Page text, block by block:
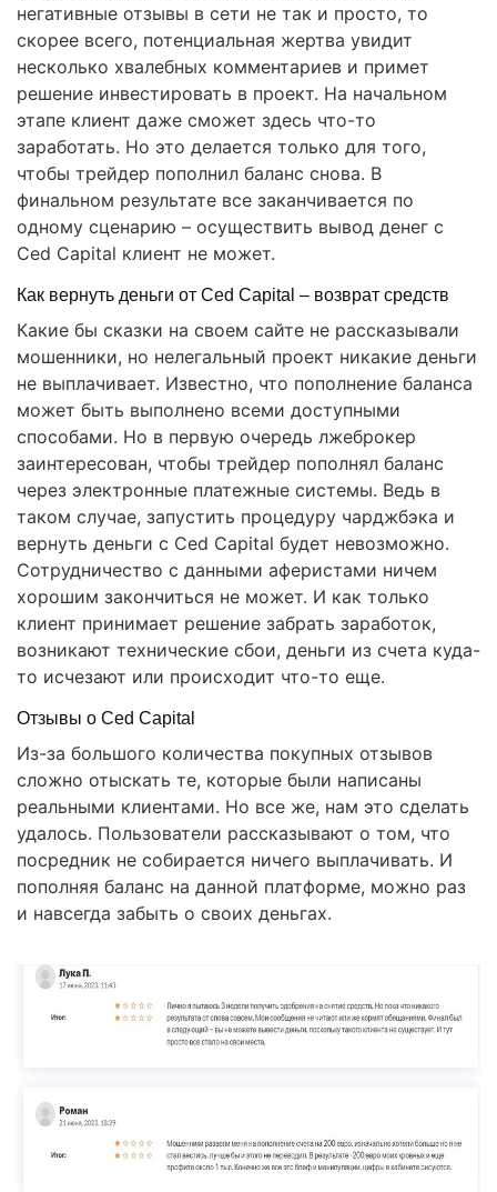
негативные отзывы в сети не так и просто, то
скорее всего, потенциальная жертва увидит
несколько хвалебных комментариев и примет
решение инвестировать в проект. На начальном
этапе клиент даже сможет здесь что-то
заработать. Но это делается только для того,
чтобы трейдер пополнил баланс снова. В
финальном результате все заканчивается по
одному сценарию – осуществить вывод денег с
Ced Capital клиент не может.
Как вернуть деньги от Ced Capital – возврат средств
Какие бы сказки на своем сайте не рассказывали
мошенники, но нелегальный проект никакие деньги
не выплачивает. Известно, что пополнение баланса
может быть выполнено всеми доступными
способами. Но в первую очередь лжеброкер
заинтересован, чтобы трейдер пополнял баланс
через электронные платежные системы. Ведь в
таком случае, запустить процедуру чарджбэка и
вернуть деньги с Ced Capital будет невозможно.
Сотрудничество с данными аферистами ничем
хорошим закончиться не может. И как только
клиент принимает решение забрать заработок,
возникают технические сбои, деньги из счета куда-
то исчезают или происходит что-то еще.
Отзывы о Ced Capital
Из-за большого количества покупных отзывов
сложно отыскать те, которые были написаны
реальными клиентами. Но все же, нам это сделать
удалось. Пользователи рассказывают о том, что
посредник не собирается ничего выплачивать. И
пополняя баланс на данной платформе, можно раз
и навсегда забыть о своих деньгах.